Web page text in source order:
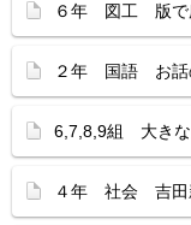
６年 図工 版で
２年 国語 お話
6,7,8,9組 大きな
４年 社会 吉田